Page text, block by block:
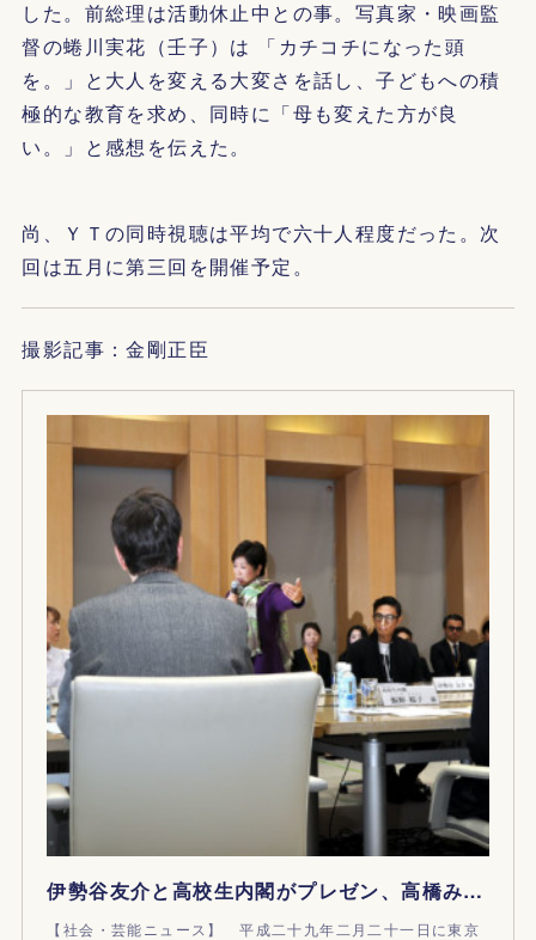
した。前総理は活動休止中との事。写真家・映画監
督の蜷川実花（壬子）は 「カチコチになった頭
を。」と大人を変える大変さを話し、子どもへの積
極的な教育を求め、同時に「母も変えた方が良
い。」と感想を伝えた。
尚、ＹＴの同時視聴は平均で六十人程度だった。次
回は五月に第三回を開催予定。
撮影記事：金剛正臣
伊勢谷友介と高校生内閣がプレゼン、高橋みなみはエンタメ発信、蜷川実花は十代の過ごし方を｜第一回『東京未来ビジョン懇談会』
【社会・芸能ニュース】 平成二十九年二月二十一日に東京